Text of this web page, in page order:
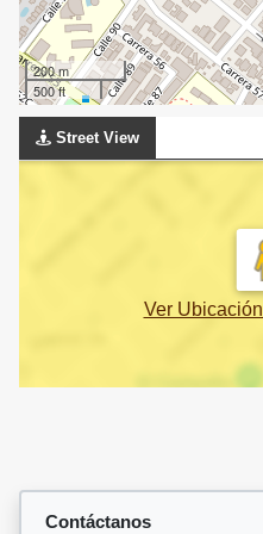
200 m
500 ft
Street View
Ver Ubicación
Contáctanos